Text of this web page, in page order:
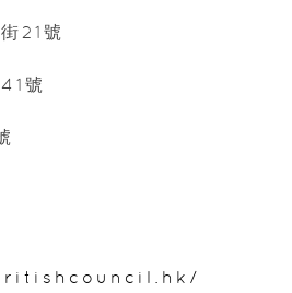
21號
號